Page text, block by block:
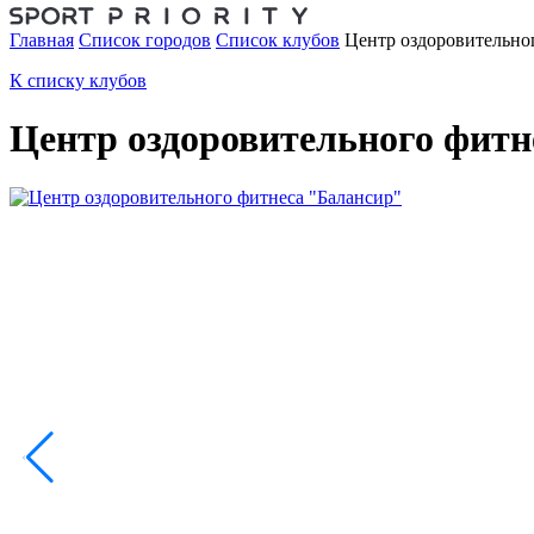
Главная Список городов Список клубов Центр
К списку клубов
Центр оздоровительного